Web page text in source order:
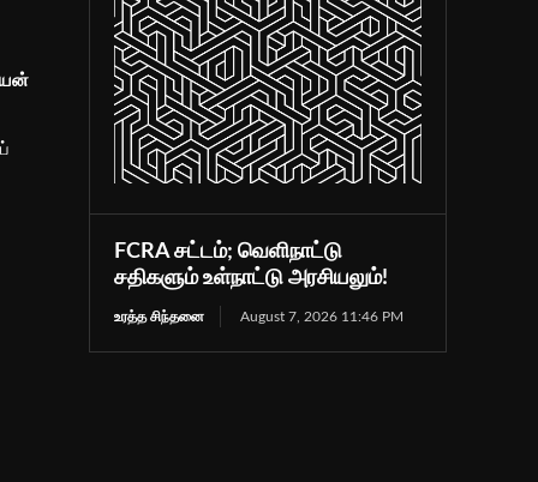
FCRA சட்டம்; வெளிநாட்டு
சதிகளும் உள்நாட்டு அரசியலும்!
உரத்த சிந்தனை August 7, 2026 11:46 PM